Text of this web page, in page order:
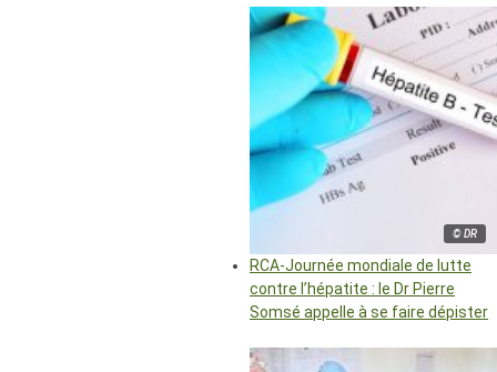
© DR
RCA-Journée mondiale de lutte
contre l’hépatite : le Dr Pierre
Somsé appelle à se faire dépister